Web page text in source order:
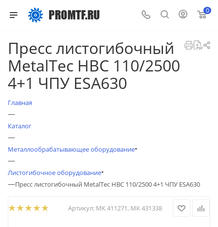
0
Пресс листогибочный
MetalTec HBС 110/2500
4+1 ЧПУ ESA630
Главная
—
Каталог
—
Металлообрабатывающее оборудование
—
Листогибочное оборудование
—Пресс листогибочный MetalTec HBС 110/2500 4+1 ЧПУ ESA630
Артикул: МК 411271, МК 431338